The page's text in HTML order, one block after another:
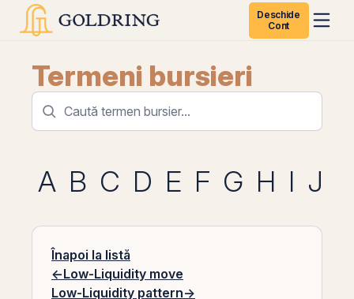
Deschide
Cont
Termeni bursieri
A B C D E F G H I J
Înapoi la listă
←Low-Liquidity move
Low-Liquidity pattern→